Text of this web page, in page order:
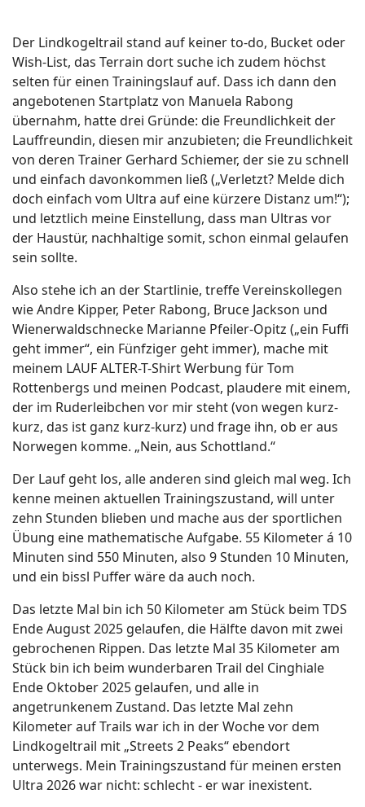
Der Lindkogeltrail stand auf keiner to-do, Bucket oder
Wish-List, das Terrain dort suche ich zudem höchst
selten für einen Trainingslauf auf. Dass ich dann den
angebotenen Startplatz von Manuela Rabong
übernahm, hatte drei Gründe: die Freundlichkeit der
Lauffreundin, diesen mir anzubieten; die Freundlichkeit
von deren Trainer Gerhard Schiemer, der sie zu schnell
und einfach davonkommen ließ („Verletzt? Melde dich
doch einfach vom Ultra auf eine kürzere Distanz um!“);
und letztlich meine Einstellung, dass man Ultras vor
der Haustür, nachhaltige somit, schon einmal gelaufen
sein sollte.
Also stehe ich an der Startlinie, treffe Vereinskollegen
wie Andre Kipper, Peter Rabong, Bruce Jackson und
Wienerwaldschnecke Marianne Pfeiler-Opitz („ein Fuffi
geht immer“, ein Fünfziger geht immer), mache mit
meinem LAUF ALTER-T-Shirt Werbung für Tom
Rottenbergs und meinen Podcast, plaudere mit einem,
der im Ruderleibchen vor mir steht (von wegen kurz-
kurz, das ist ganz kurz-kurz) und frage ihn, ob er aus
Norwegen komme. „Nein, aus Schottland.“
Der Lauf geht los, alle anderen sind gleich mal weg. Ich
kenne meinen aktuellen Trainingszustand, will unter
zehn Stunden blieben und mache aus der sportlichen
Übung eine mathematische Aufgabe. 55 Kilometer á 10
Minuten sind 550 Minuten, also 9 Stunden 10 Minuten,
und ein bissl Puffer wäre da auch noch.
Das letzte Mal bin ich 50 Kilometer am Stück beim TDS
Ende August 2025 gelaufen, die Hälfte davon mit zwei
gebrochenen Rippen. Das letzte Mal 35 Kilometer am
Stück bin ich beim wunderbaren Trail del Cinghiale
Ende Oktober 2025 gelaufen, und alle in
angetrunkenem Zustand. Das letzte Mal zehn
Kilometer auf Trails war ich in der Woche vor dem
Lindkogeltrail mit „Streets 2 Peaks“ ebendort
unterwegs. Mein Trainingszustand für meinen ersten
Ultra 2026 war nicht: schlecht - er war inexistent.